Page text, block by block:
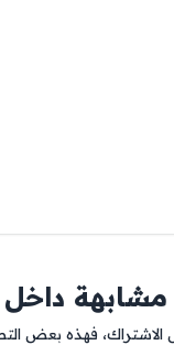
مشابهة
الاشتراك، فهذه بعض